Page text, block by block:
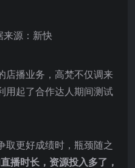
来源：新快
店播业务，高梵不仅调来
用起了合作达人期间测试
取更好成绩时，瓶颈随之
播时长，资源投入多了，